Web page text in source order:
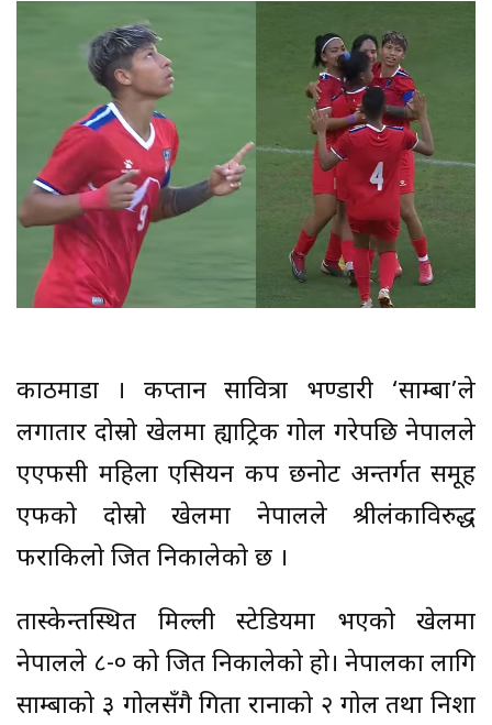
काठमाडौं । कप्तान सावित्रा भण्डारी ‘साम्बा’ले
लगातार दोस्रो खेलमा ह्याट्रिक गोल गरेपछि नेपालले
एएफसी महिला एसियन कप छनोट अन्तर्गत समूह
एफको दोस्रो खेलमा नेपालले श्रीलंकाविरुद्ध
फराकिलो जित निकालेको छ ।
तास्केन्तस्थित मिल्ली स्टेडियमा भएको खेलमा
नेपालले ८-० को जित निकालेको हो। नेपालका लागि
साम्बाको ३ गोलसँगै गिता रानाको २ गोल तथा निशा